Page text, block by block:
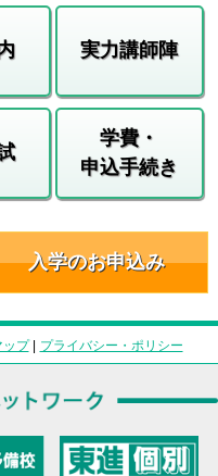
実力講師陣
学費・
申込手続き
入学のお申込み
ップ| プライバシー・ポリシー